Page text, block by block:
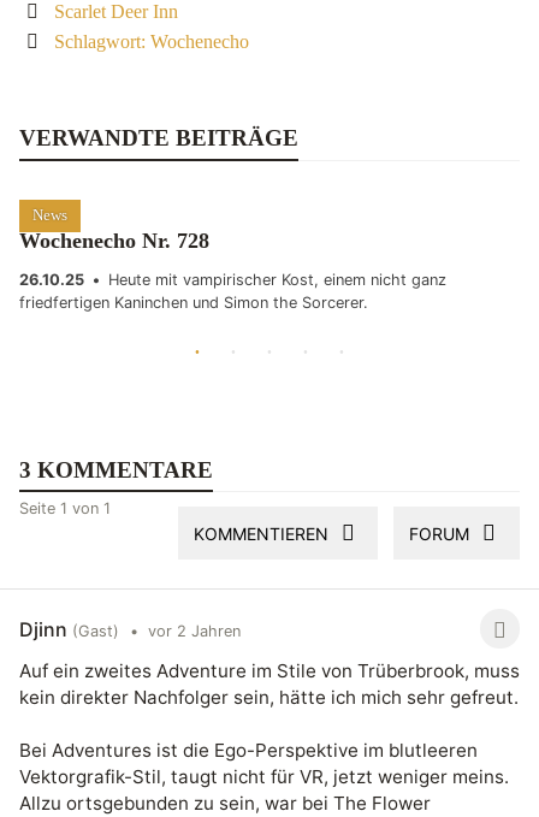
Scarlet Deer Inn
Schlagwort: Wochenecho
VERWANDTE BEITRÄGE
News
Wochenecho Nr. 728
26.10.25 • Heute mit vampirischer Kost, einem nicht ganz
friedfertigen Kaninchen und Simon the Sorcerer.
3 KOMMENTARE
Seite 1 von 1
KOMMENTIEREN FORUM
Djinn (Gast) • vor 2 Jahren
Auf ein zweites Adventure im Stile von Trüberbrook, muss
kein direkter Nachfolger sein, hätte ich mich sehr gefreut.
Bei Adventures ist die Ego-Perspektive im blutleeren
Vektorgrafik-Stil, taugt nicht für VR, jetzt weniger meins.
Allzu ortsgebunden zu sein, war bei The Flower